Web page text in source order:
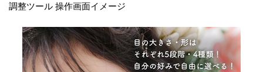
調整ツール 操作画面イメージ